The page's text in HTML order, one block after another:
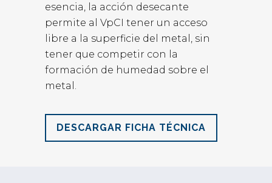
esencia, la acción desecante
permite al VpCI tener un acceso
libre a la superficie del metal, sin
tener que competir con la
formación de humedad sobre el
metal.
DESCARGAR FICHA TÉCNICA